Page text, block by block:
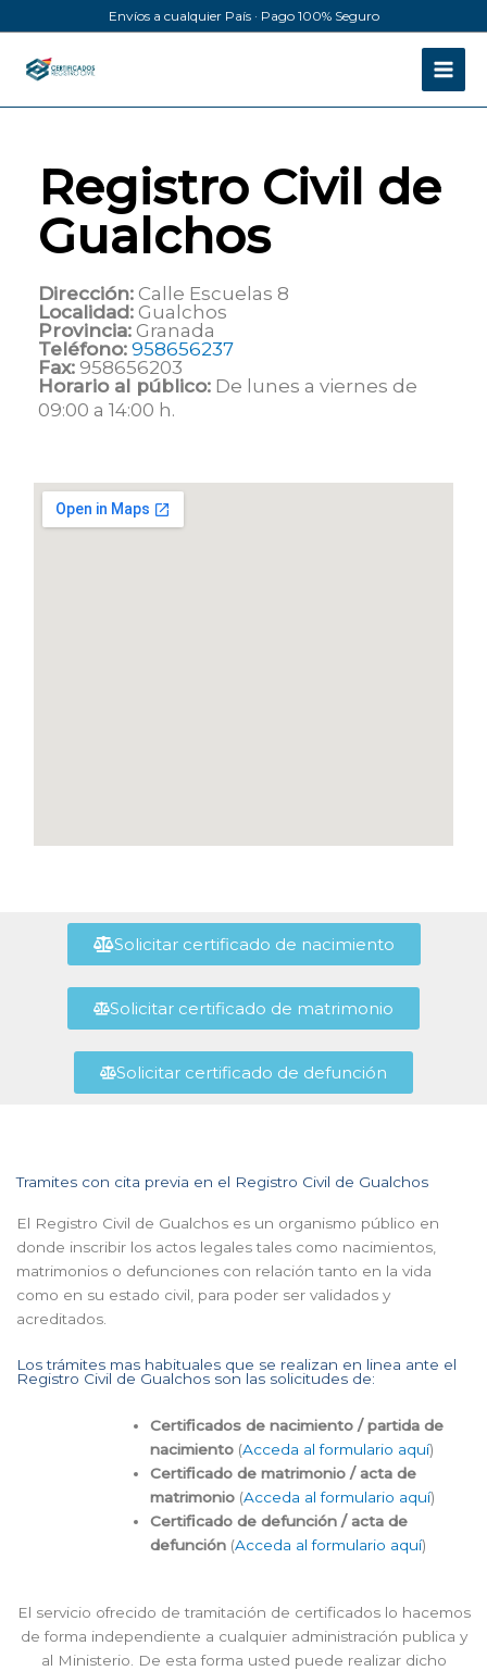
al
contenido
Envíos a cualquier País · Pago 100% Seguro
Registro Civil de
Gualchos
Dirección: Calle Escuelas 8
Localidad: Gualchos
Provincia: Granada
Teléfono: 958656237
Fax: 958656203
Horario al público: De lunes a viernes de
09:00 a 14:00 h.
Solicitar certificado de nacimiento
Solicitar certificado de matrimonio
Solicitar certificado de defunción
Tramites con cita previa en el Registro Civil de Gualchos
El Registro Civil de Gualchos es un organismo público en
donde inscribir los actos legales tales como nacimientos,
matrimonios o defunciones con relación tanto en la vida
como en su estado civil, para poder ser validados y
acreditados.
Los trámites mas habituales que se realizan en linea ante el
Registro Civil de Gualchos son las solicitudes de:
Certificados de nacimiento / partida de
nacimiento (Acceda al formulario aquí)
Certificado de matrimonio / acta de
matrimonio (Acceda al formulario aquí)
Certificado de defunción / acta de
defunción (Acceda al formulario aquí)
El servicio ofrecido de tramitación de certificados lo hacemos
de forma independiente a cualquier administración publica y
al Ministerio. De esta forma usted puede realizar dicho